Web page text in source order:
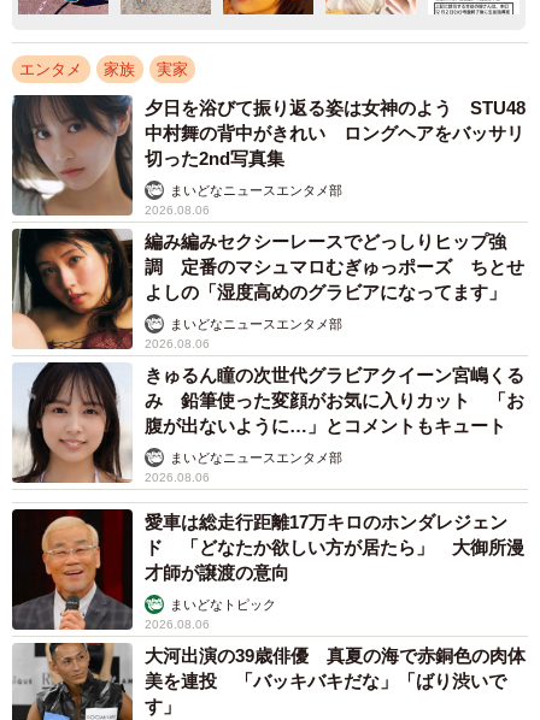
エンタメ 家族 実家
夕日を浴びて振り返る姿は女神のよう STU48
中村舞の背中がきれい ロングヘアをバッサリ
切った2nd写真集
まいどなニュースエンタメ部
2026.08.06
編み編みセクシーレースでどっしりヒップ強
調 定番のマシュマロむぎゅっポーズ ちとせ
よしの「湿度高めのグラビアになってます」
まいどなニュースエンタメ部
2026.08.06
きゅるん瞳の次世代グラビアクイーン宮嶋くる
み 鉛筆使った変顔がお気に入りカット 「お
腹が出ないように…」とコメントもキュート
まいどなニュースエンタメ部
2026.08.06
愛車は総走行距離17万キロのホンダレジェン
ド 「どなたか欲しい方が居たら」 大御所漫
才師が譲渡の意向
まいどなトピック
2026.08.06
大河出演の39歳俳優 真夏の海で赤銅色の肉体
美を連投 「バッキバキだな」「ばり渋いで
す」